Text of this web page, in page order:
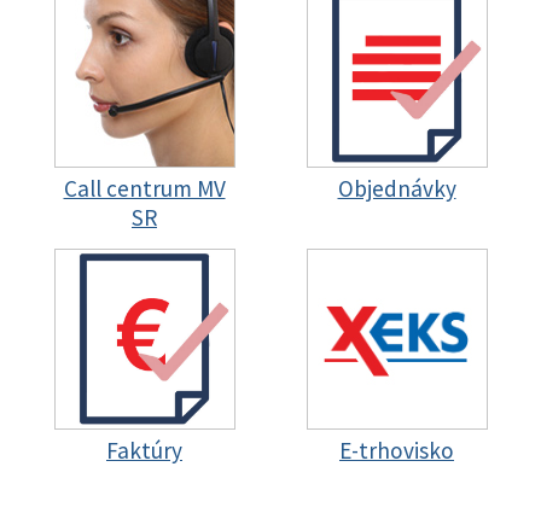
Call centrum MV
SR
Objednávky
Faktúry E-trhovisko